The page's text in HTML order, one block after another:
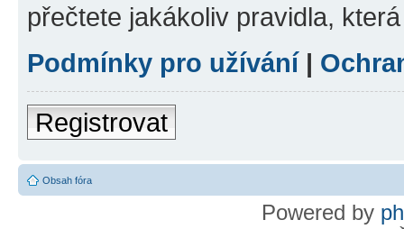
přečtete jakákoliv pravidla,
Podmínky pro užívání|
Registrovat
Obsah fóra
Powered by